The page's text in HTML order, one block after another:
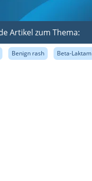
Artikel zum Thema:
Benign rash Beta-Laktam